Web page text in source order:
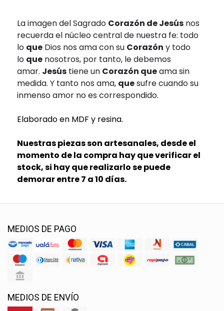
La imagen del Sagrado Corazón de Jesúsnos
recuerda el núcleo central de nuestra fe: todo
lo queDios nos ama con su Corazón y todo
lo quenosotros, por tanto, le debemos
amar. Jesústiene un Corazón queama sin
medida. Y tanto nos ama, quesufre cuando su
inmenso amor no es correspondido.
Elaborado en MDF y resina.
Nuestras piezas son artesanales, desde el
momento de la compra hay que verificar el
stock, si hay que realizarlo se puede
demorar entre 7 a 10 días.
MEDIOS DE PAGO
MEDIOS DE ENVÍO